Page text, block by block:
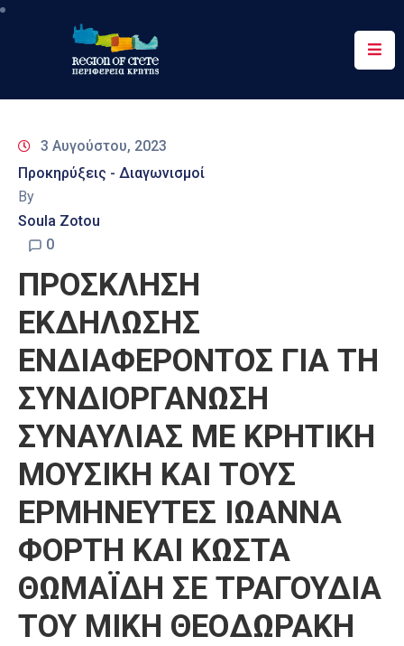
Περιφέρεια
&
Δράσεις
Ψηφιακές
Επικοινωνία
3 Αυγούστου, 2023
Προκηρύξεις - Διαγωνισμοί
By
Soula Zotou
0
ΠΡΟΣΚΛΗΣΗ
ΕΚΔΗΛΩΣΗΣ
ΕΝΔΙΑΦΕΡΟΝΤΟΣ ΓΙΑ ΤΗ
ΣΥΝΔΙΟΡΓΑΝΩΣΗ
ΣΥΝΑΥΛΙΑΣ ΜΕ ΚΡΗΤΙΚΗ
ΜΟΥΣΙΚΗ ΚΑΙ ΤΟΥΣ
ΕΡΜΗΝΕΥΤΕΣ ΙΩΑΝΝΑ
ΦΟΡΤΗ ΚΑΙ ΚΩΣΤΑ
ΘΩΜΑΪΔΗ ΣΕ ΤΡΑΓΟΥΔΙΑ
ΤΟΥ ΜΙΚΗ ΘΕΟΔΩΡΑΚΗ